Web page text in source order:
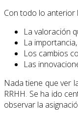
Con todo lo anterior
La valoración
La
Los cambios
Las
Nada tiene que ver
RRHH. Se ha ido
observar la